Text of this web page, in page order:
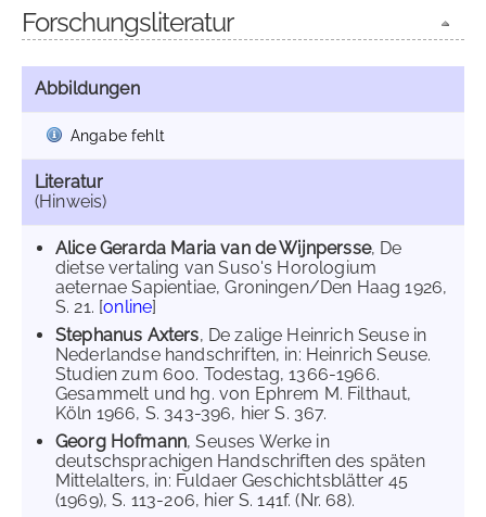
Forschungsliteratur
Abbildungen
Angabe fehlt
Literatur
(Hinweis)
Alice Gerarda Maria van de Wijnpersse, De
dietse vertaling van Suso's Horologium
aeternae Sapientiae, Groningen/Den Haag 1926,
S. 21. [online]
Stephanus Axters, De zalige Heinrich Seuse in
Nederlandse handschriften, in: Heinrich Seuse.
Studien zum 600. Todestag, 1366-1966.
Gesammelt und hg. von Ephrem M. Filthaut,
Köln 1966, S. 343-396, hier S. 367.
Georg Hofmann, Seuses Werke in
deutschsprachigen Handschriften des späten
Mittelalters, in: Fuldaer Geschichtsblätter 45
(1969), S. 113-206, hier S. 141f. (Nr. 68).